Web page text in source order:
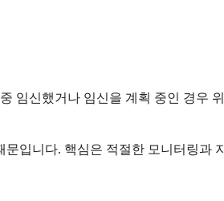
임신했거나 임신을 계획 중인 경우
입니다. 핵심은 적절한 모니터링과